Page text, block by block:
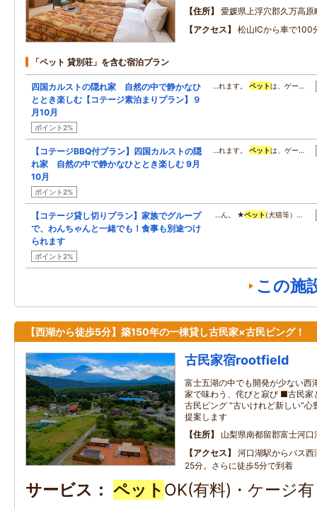
住所
愛媛県上浮穴郡久万高原
アクセス
松山ICから車で100
「ペット 貸別荘」を含む宿泊プラン
四国カルストの隠れ家 自然の中で静かなひ
ととき楽しむ【コテージ素泊まりプラン】９
月10月
ポイント2%
…れます。ペットは、ゲー…
【コテージBBQ付プラン】四国カルストの隠
れ家 自然の中で静かなひととき楽しむ 9月
10月
ポイント2%
…れます。ペットは、ゲー…
【コテージ貸し切りプラン】家族でグループ
で、わんちゃんと一緒でも！食事も別途つけ
られます
ポイント2%
…ん。 ★ペット (犬猫等）…
この施
【西湖から徒歩5分】築150年の一棟貸し古民家×古民ピング！
古民家宿rootfield
富士五湖の中でも開発が少ない
家で味わう、侘びと寂び ■古民家
古民ピング “古いけれど新しい”
提案します
住所
山梨県南都留郡富士河
アクセス
河口湖駅からバス
25分。さらに徒歩5分で到着
サービス ペット OK(有料)・ケージ